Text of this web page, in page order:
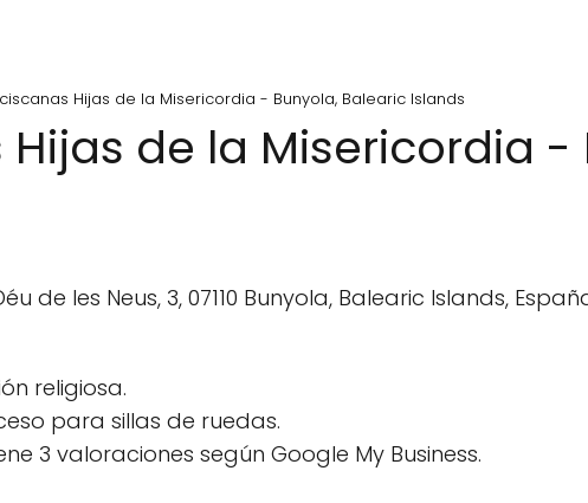
Hijas de la Misericordia - Bunyola, Balearic Islands
de la Misericordia -
de les Neus, 3, 07110 Bunyola, Balearic Islands,
religiosa.
para sillas de ruedas.
3 valoraciones según Google My Business.